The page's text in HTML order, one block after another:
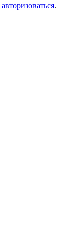
авторизоваться.